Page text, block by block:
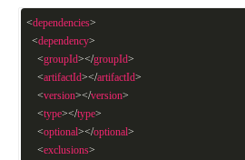
<dependencies>
<dependency>
<groupId></groupId>
<artifactId></artifactId>
<version></version>
<type></type>
<optional></optional>
<exclusions>